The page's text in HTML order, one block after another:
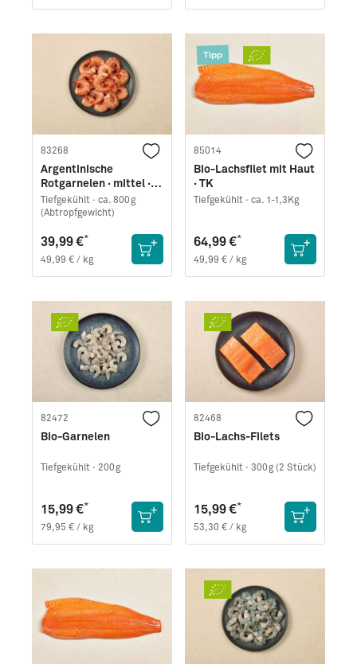
83268
Argentinische
Rotgarnelen · mittel ·
easy peel
Tiefgekühlt · ca. 800g
(Abtropfgewicht)
39,99 €*
49,99 € / kg
Tipp
85014
Bio-Lachsfilet mit Haut
· TK
Tiefgekühlt · ca. 1-1,3Kg
64,99 €*
49,99 € / kg
82472
Bio-Garnelen
Tiefgekühlt · 200g
15,99 €*
79,95 € / kg
82468
Bio-Lachs-Filets
Tiefgekühlt · 300g (2 Stück)
15,99 €*
53,30 € / kg